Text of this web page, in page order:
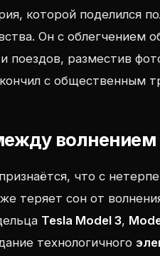
которой поделился
Он с облегчением
поездов, разместив
с общественным
волнением
что с
теряет сон от
Tesla Model 3,
технологичного